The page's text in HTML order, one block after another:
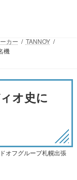
カー
TANNOY
機
オ史に
オフグループ札幌出張